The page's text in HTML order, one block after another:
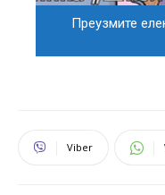
Преузмите
Viber